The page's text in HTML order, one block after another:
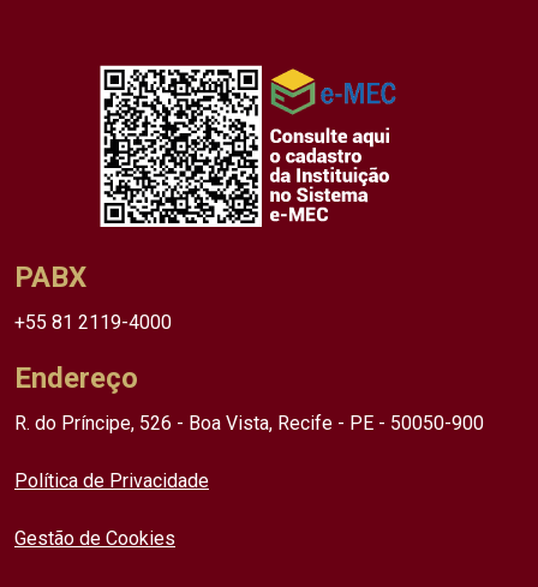
PABX
+55 81 2119-4000
Endereço
R. do Príncipe, 526 - Boa Vista, Recife - PE - 50050-900
Política de Privacidade
Gestão de Cookies